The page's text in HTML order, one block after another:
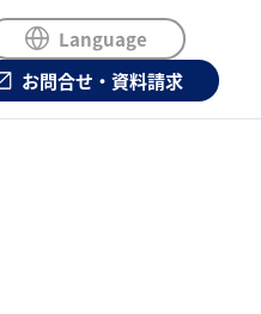
Language
お問合せ・資料請求